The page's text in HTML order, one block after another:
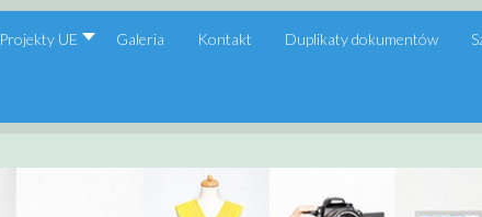
Projekty UE Galeria Kontakt Duplikaty dokumentów